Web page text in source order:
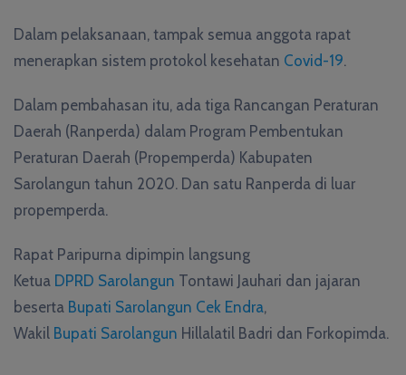
Dalam pelaksanaan, tampak semua anggota rapat
menerapkan sistem protokol kesehatan Covid-19.
Dalam pembahasan itu, ada tiga Rancangan Peraturan
Daerah (Ranperda) dalam Program Pembentukan
Peraturan Daerah (Propemperda) Kabupaten
Sarolangun tahun 2020. Dan satu Ranperda di luar
propemperda.
Rapat Paripurna dipimpin langsung
Ketua DPRD Sarolangun Tontawi Jauhari dan jajaran
beserta Bupati Sarolangun Cek Endra,
Wakil Bupati Sarolangun Hillalatil Badri dan Forkopimda.